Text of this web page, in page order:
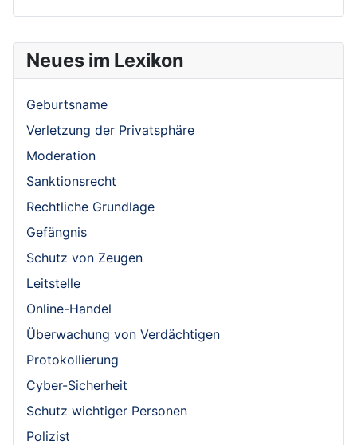
Neues im Lexikon
Geburtsname
Verletzung der Privatsphäre
Moderation
Sanktionsrecht
Rechtliche Grundlage
Gefängnis
Schutz von Zeugen
Leitstelle
Online-Handel
Überwachung von Verdächtigen
Protokollierung
Cyber-Sicherheit
Schutz wichtiger Personen
Polizist